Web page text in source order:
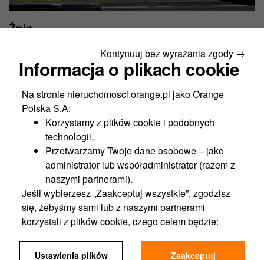
Żnin
Powierzchnia wynajmu:850 m2
Proponowana cena netto za m :30 PLN
Więcej
Kontynuuj bez wyrażania zgody →
Informacja o plikach cookie
Na stronie nieruchomosci.orange.pl jako Orange
Polska S.A:
Korzystamy z plików cookie i podobnych
technologii,.
Przetwarzamy Twoje dane osobowe – jako
administrator lub współadministrator (razem z
naszymi partnerami).
Jeśli wybierzesz „Zaakceptuj wszystkie”, zgodzisz
się, żebyśmy sami lub z naszymi partnerami
korzystali z plików cookie, czego celem będzie:
Analityka,
Ustawienia plików
Zaakceptuj